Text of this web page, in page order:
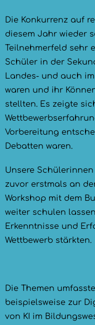
Die Konkurrenz auf
diesem Jahr wieder
Teilnehmerfeld sehr
Schüler in der
Landes- und auch
waren und ihr
stellten. Es zeigte
Vorbereitung
Debatten waren.
Unsere
zuvor erstmals an
Workshop mit dem
weiter schulen
Erkenntnisse und
Wettbewerb stärkten.
Die Themen
beispielsweise zur
von KI im